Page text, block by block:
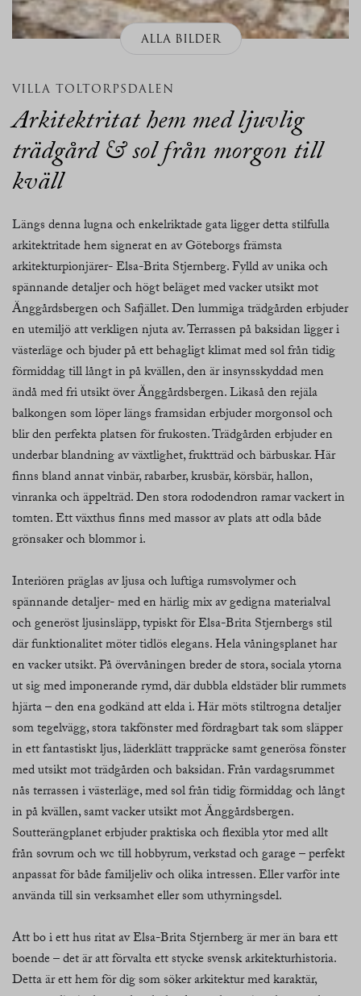
ALLA BILDER
VILLA TOLTORPSDALEN
Arkitektritat hem med ljuvlig
trädgård & sol från morgon till
kväll
Längs denna lugna och enkelriktade gata ligger detta stilfulla
arkitektritade hem signerat en av Göteborgs främsta
arkitekturpionjärer- Elsa-Brita Stjernberg. Fylld av unika och
spännande detaljer och högt beläget med vacker utsikt mot
Änggårdsbergen och Safjället. Den lummiga trädgården erbjuder
en utemiljö att verkligen njuta av. Terrassen på baksidan ligger i
västerläge och bjuder på ett behagligt klimat med sol från tidig
förmiddag till långt in på kvällen, den är insynsskyddad men
ändå med fri utsikt över Änggårdsbergen. Likaså den rejäla
balkongen som löper längs framsidan erbjuder morgonsol och
blir den perfekta platsen för frukosten. Trädgården erbjuder en
underbar blandning av växtlighet, fruktträd och bärbuskar. Här
finns bland annat vinbär, rabarber, krusbär, körsbär, hallon,
vinranka och äppelträd. Den stora rododendron ramar vackert in
tomten. Ett växthus finns med massor av plats att odla både
grönsaker och blommor i.
Interiören präglas av ljusa och luftiga rumsvolymer och
spännande detaljer- med en härlig mix av gedigna materialval
och generöst ljusinsläpp, typiskt för Elsa-Brita Stjernbergs stil
där funktionalitet möter tidlös elegans. Hela våningsplanet har
en vacker utsikt. På övervåningen breder de stora, sociala ytorna
ut sig med imponerande rymd, där dubbla eldstäder blir rummets
hjärta – den ena godkänd att elda i. Här möts stiltrogna detaljer
som tegelvägg, stora takfönster med fördragbart tak som släpper
in ett fantastiskt ljus, läderklätt trappräcke samt generösa fönster
med utsikt mot trädgården och baksidan. Från vardagsrummet
nås terrassen i västerläge, med sol från tidig förmiddag och långt
in på kvällen, samt vacker utsikt mot Änggårdsbergen.
Soutterängplanet erbjuder praktiska och flexibla ytor med allt
från sovrum och wc till hobbyrum, verkstad och garage – perfekt
anpassat för både familjeliv och olika intressen. Eller varför inte
använda till sin verksamhet eller som uthyrningsdel.
Att bo i ett hus ritat av Elsa-Brita Stjernberg är mer än bara ett
boende – det är att förvalta ett stycke svensk arkitekturhistoria.
Detta är ett hem för dig som söker arkitektur med karaktär,